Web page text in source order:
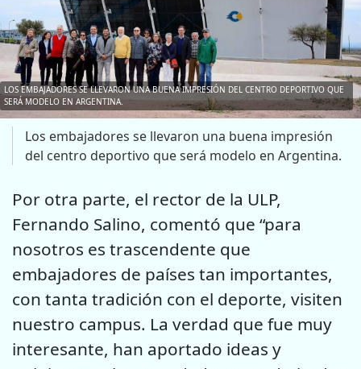
LOS EMBAJADORES SE LLEVARON UNA BUENA IMPRESIÓN DEL CENTRO DEPORTIVO QUE
SERÁ MODELO EN ARGENTINA.
Los embajadores se llevaron una buena impresión
del centro deportivo que será modelo en Argentina.
Por otra parte, el rector de la ULP,
Fernando Salino, comentó que “para
nosotros es trascendente que
embajadores de países tan importantes,
con tanta tradición con el deporte, visiten
nuestro campus. La verdad que fue muy
interesante, han aportado ideas y